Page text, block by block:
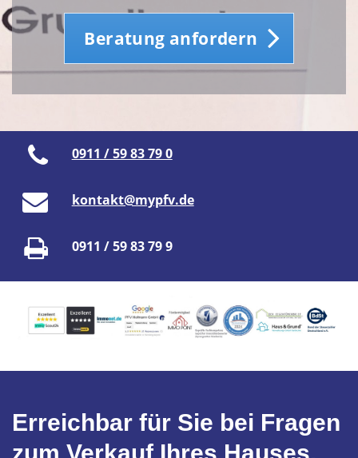
Beratung anfordern
0911 / 59 83 79 0
kontakt@mypfv.de
0911 / 59 83 79 9
Erreichbar für Sie bei Fragen